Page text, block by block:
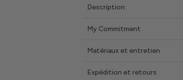
Description
My Commitment
Matériaux et entretien
Expédition et retours